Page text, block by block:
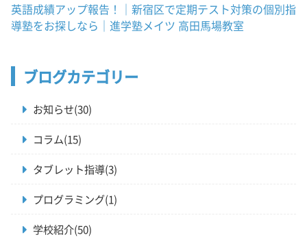
英語成績アップ報告！｜新宿区で定期テスト対策の個別指
導塾をお探しなら｜進学塾メイツ 高田馬場教室
ブログカテゴリー
お知らせ(30)
コラム(15)
タブレット指導(3)
プログラミング(1)
学校紹介(50)